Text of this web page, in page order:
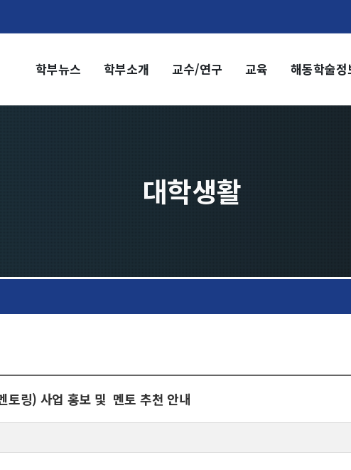
학부뉴스 학부소개 교수/연구 교육 해동학술정
학부소개
학부장 인사말
교수/연구
교수
역대학부장
연구실/연구소
e-TEC Talks
입시
학사
장학
30주년 기념 동영상
행사 사진
대학생활
토링) 사업 홍보 및 멘토 추천 안내